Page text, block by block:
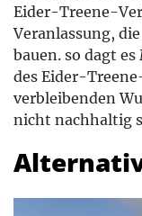
Eider-Treene-
Veranlassung,
bauen. so dagt
des Eider-
verbleibenden
nicht nachhaltig